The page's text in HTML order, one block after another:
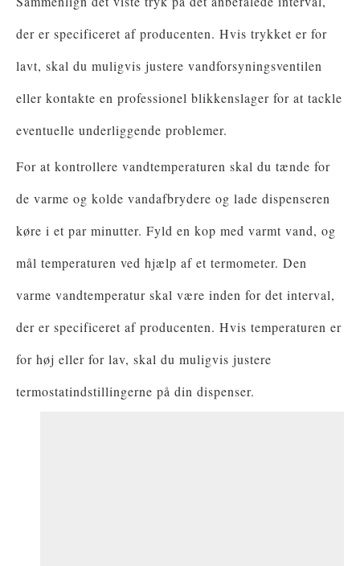
der er specificeret af producenten. Hvis trykket er for
lavt, skal du muligvis justere vandforsyningsventilen
eller kontakte en professionel blikkenslager for at tackle
eventuelle underliggende problemer.
For at kontrollere vandtemperaturen skal du tænde for
de varme og kolde vandafbrydere og lade dispenseren
køre i et par minutter. Fyld en kop med varmt vand, og
mål temperaturen ved hjælp af et termometer. Den
varme vandtemperatur skal være inden for det interval,
der er specificeret af producenten. Hvis temperaturen er
for høj eller for lav, skal du muligvis justere
termostatindstillingerne på din dispenser.